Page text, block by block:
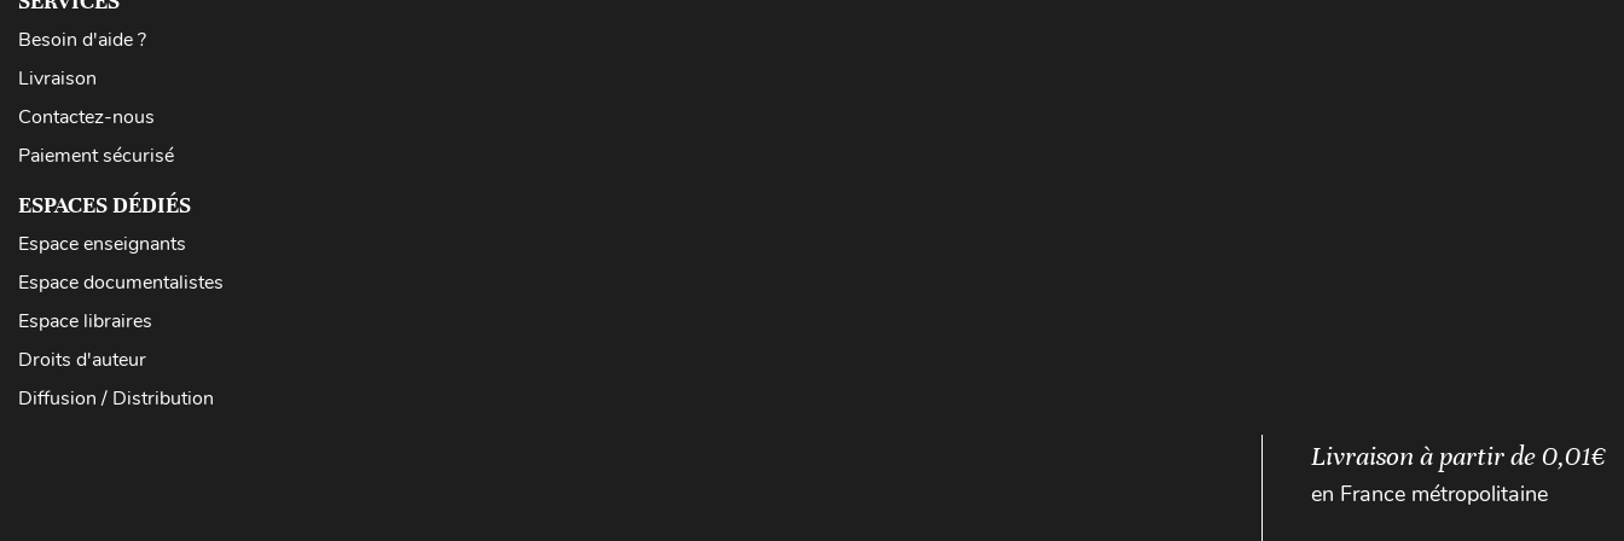
Besoin d'aide ?
Livraison
Contactez-nous
Paiement sécurisé
ESPACES DÉDIÉS
Espace enseignants
Espace documentalistes
Espace libraires
Droits d'auteur
Diffusion / Distribution
Livraison à partir de 0,01€
en France métropolitaine